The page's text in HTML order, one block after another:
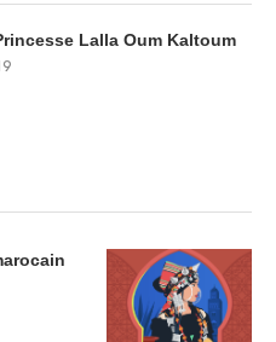
Lalla Oum Kaltoum